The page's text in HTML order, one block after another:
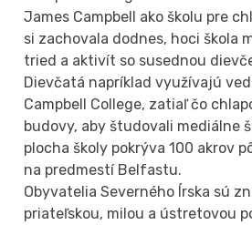
James Campbell ako školu pre
si zachovala dodnes, hoci škola
tried a aktivít so susednou
Dievčatá napríklad využívajú
Campbell College, zatiaľ čo
budovy, aby študovali mediálne
plocha školy pokrýva 100 akrov
na predmestí Belfastu.
Obyvatelia Severného Írska sú
priateľskou, milou a ústretovou